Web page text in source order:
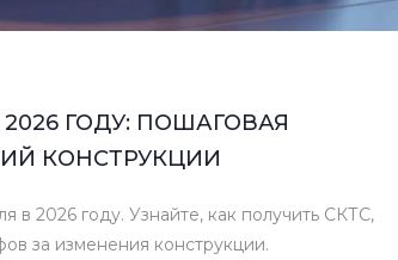
ГОДУ: ПОШАГОВАЯ
КОНСТРУКЦИИ
в 2026 году. Узнайте, как получить СКТС,
за изменения конструкции.